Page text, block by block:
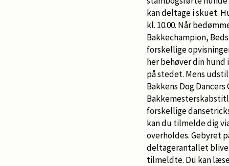
kan deltage i skuet.
kl. 10.00. Når
Bakkechampion,
forskellige
her behøver din
på stedet. Mens
Bakkens Dog
forskellige
kan du tilmelde dig
overholdes. Gebyret
deltagerantallet
tilmeldte. Du kan